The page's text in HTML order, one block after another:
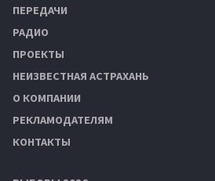
ПЕРЕДАЧИ
РАДИО
ПРОЕКТЫ
НЕИЗВЕСТНАЯ АСТРАХАНЬ
О КОМПАНИИ
РЕКЛАМОДАТЕЛЯМ
КОНТАКТЫ